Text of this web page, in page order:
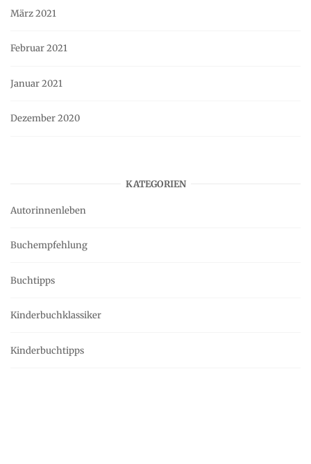
März 2021
Februar 2021
Januar 2021
Dezember 2020
KATEGORIEN
Autorinnenleben
Buchempfehlung
Buchtipps
Kinderbuchklassiker
Kinderbuchtipps